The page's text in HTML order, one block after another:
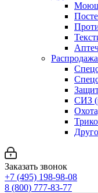
Распродажа
СИЗ
Заказать звонок
+7 (495) 198-98-08
8 (800) 777-83-77